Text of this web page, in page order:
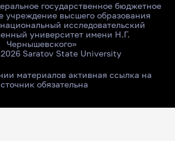
государственное бюджетное
учреждение высшего образования
исследовательский
университет имени Н.Г.
Чернышевского»
Saratov State University
материалов активная ссылка на
обязательна